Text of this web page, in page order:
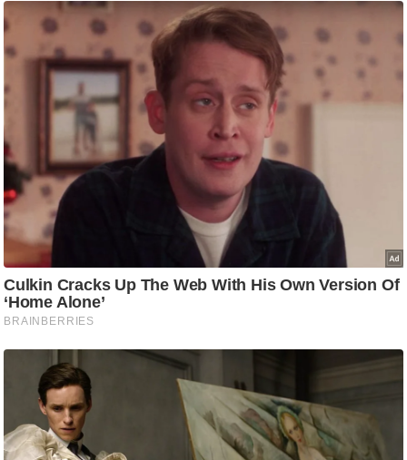
टो
र्ल्ड
म
रं
न
ज
ग
त
वु
ड